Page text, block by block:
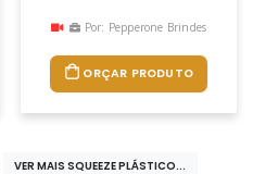
Por: Pepperone Brindes
ORÇAR PRODUTO
VER MAIS SQUEEZE PLÁSTICO...